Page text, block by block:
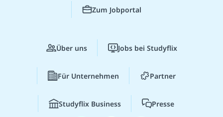
Zum Jobportal
Über uns Jobs bei Studyflix
Für Unternehmen Partner
Studyflix Business Presse